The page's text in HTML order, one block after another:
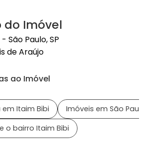
do Imóvel
- São Paulo, SP
de Araújo
ao Imóvel
Itaim Bibi
Imóveis em São Paulo
o bairro Itaim Bibi